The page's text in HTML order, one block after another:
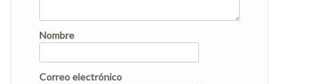
Nombre
Correo electrónico